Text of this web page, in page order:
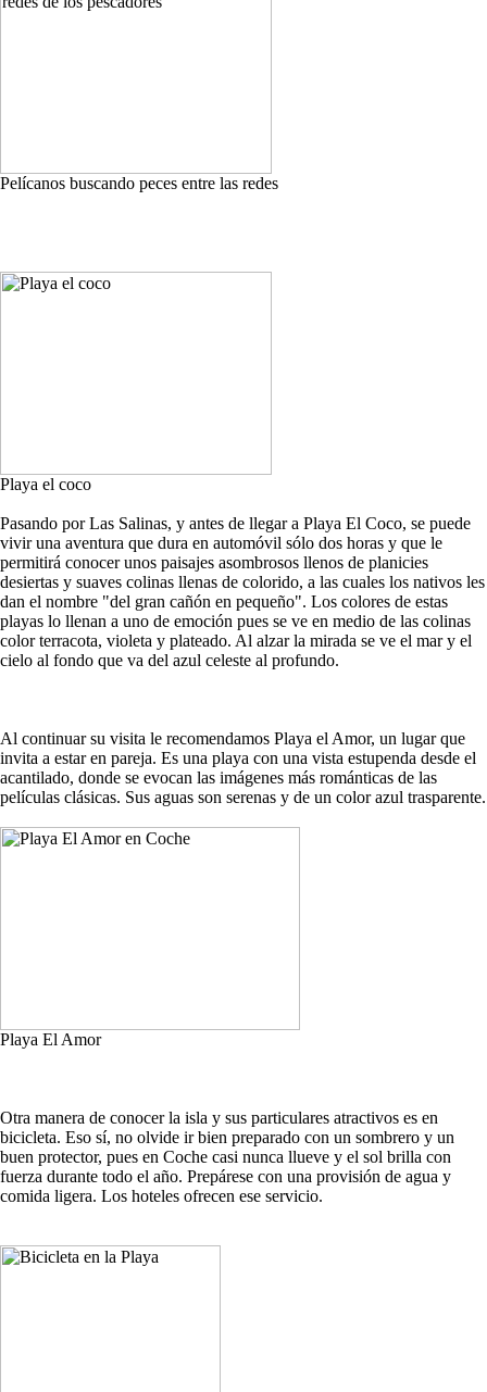
Pelícanos buscando peces entre las redes
Playa el coco
Pasando por Las Salinas, y antes de llegar a Playa El Coco, se puede
vivir una aventura que dura en automóvil sólo dos horas y que le
permitirá conocer unos paisajes asombrosos llenos de planicies
desiertas y suaves colinas llenas de colorido, a las cuales los nativos les
dan el nombre "del gran cañón en pequeño". Los colores de estas
playas lo llenan a uno de emoción pues se ve en medio de las colinas
color terracota, violeta y plateado. Al alzar la mirada se ve el mar y el
cielo al fondo que va del azul celeste al profundo.
Al continuar su visita le recomendamos Playa el Amor, un lugar que
invita a estar en pareja. Es una playa con una vista estupenda desde el
acantilado, donde se evocan las imágenes más románticas de las
películas clásicas. Sus aguas son serenas y de un color azul trasparente.
Playa El Amor
Otra manera de conocer la isla y sus particulares atractivos es en
bicicleta. Eso sí, no olvide ir bien preparado con un sombrero y un
buen protector, pues en Coche casi nunca llueve y el sol brilla con
fuerza durante todo el año. Prepárese con una provisión de agua y
comida ligera. Los hoteles ofrecen ese servicio.